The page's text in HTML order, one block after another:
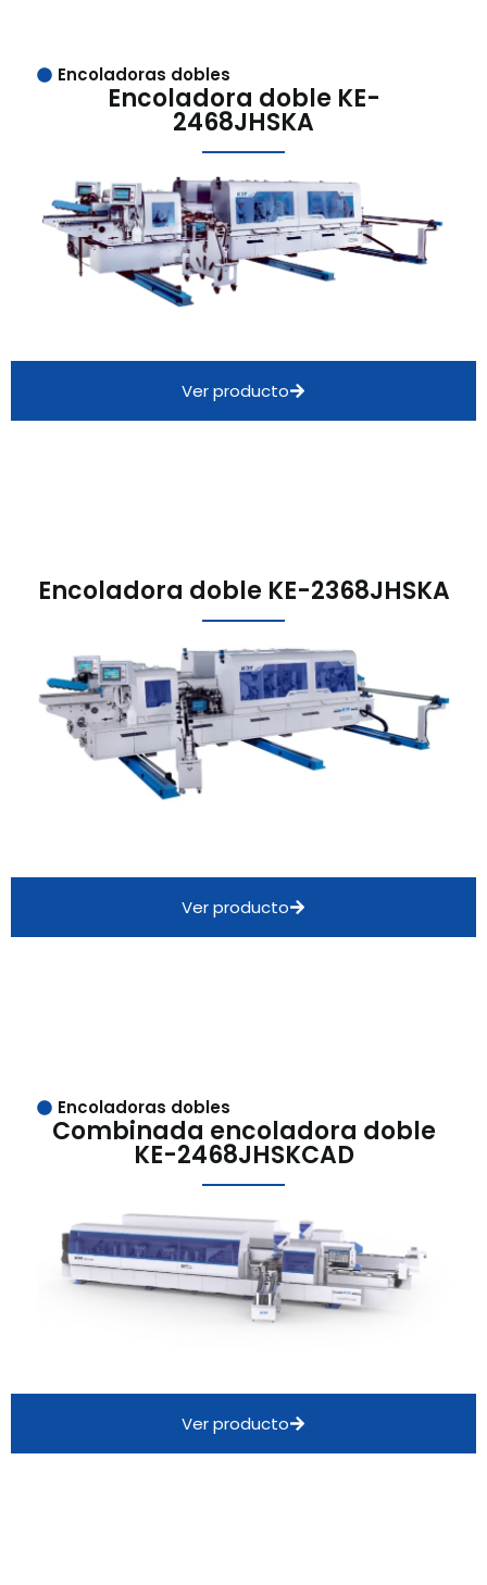
Encoladoras dobles
Encoladora doble KE-
2468JHSKA
Ver producto
Encoladora doble KE-2368JHSKA
Ver producto
Encoladoras dobles
Combinada encoladora doble
KE-2468JHSKCAD
Ver producto